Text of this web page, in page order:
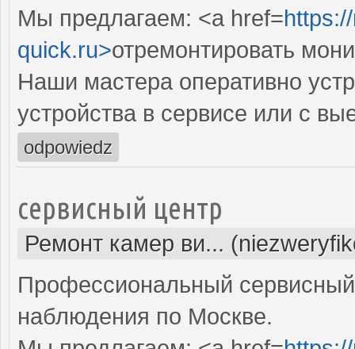
Мы предлагаем: <a href=
quick.ru>отремонтировать
Наши мастера оперативно
устройства в сервисе или с
odpowiedz
сервисный центр
Ремонт камер ви...
Профессиональный
наблюдения по Москве.